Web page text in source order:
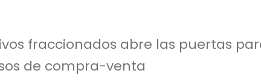
fraccionados abre las puertas
de compra-venta